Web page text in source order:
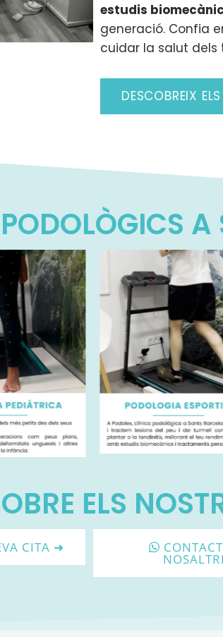
estudis
generació. Confia
cuidar la salut dels
DESCOBREIX
PODOLÒGICS
ELS
CITA ➜